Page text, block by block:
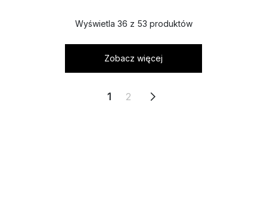
Wyświetla 36 z 53 produktów
Zobacz więcej
1 2